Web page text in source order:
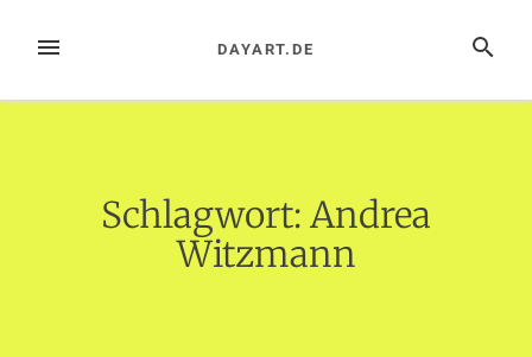
InhaltMENÜ SUCHE
DAYART.DE
Schlagwort: Andrea
Witzmann